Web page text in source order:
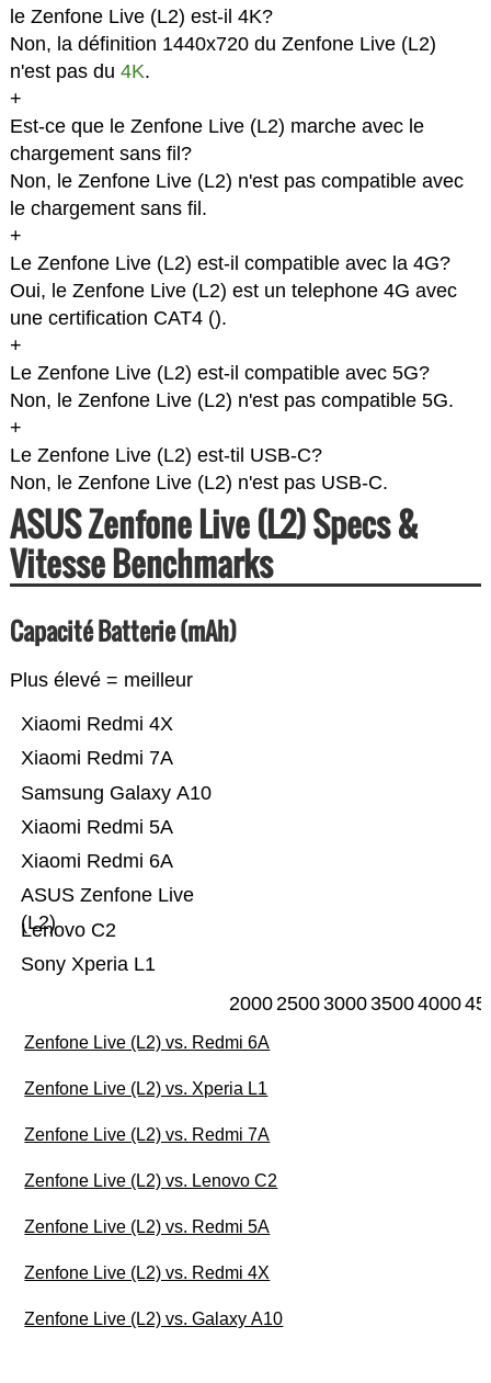
le Zenfone Live (L2) est-il 4K?
Non, la définition 1440x720 du Zenfone Live (L2)
n'est pas du 4K.
+
Est-ce que le Zenfone Live (L2) marche avec le
chargement sans fil?
Non, le Zenfone Live (L2) n'est pas compatible avec
le chargement sans fil.
+
Le Zenfone Live (L2) est-il compatible avec la 4G?
Oui, le Zenfone Live (L2) est un telephone 4G avec
une certification CAT4 ().
+
Le Zenfone Live (L2) est-il compatible avec 5G?
Non, le Zenfone Live (L2) n'est pas compatible 5G.
+
Le Zenfone Live (L2) est-til USB-C?
Non, le Zenfone Live (L2) n'est pas USB-C.
ASUS Zenfone Live (L2) Specs &
Vitesse Benchmarks
Capacité Batterie (mAh)
Plus élevé = meilleur
Sony Xperia L1
Lenovo C2
ASUS Zenfone Live
(L2)
Xiaomi Redmi 6A
Xiaomi Redmi 5A
Samsung Galaxy A10
Xiaomi Redmi 7A
Xiaomi Redmi 4X
20002500300035004000
Zenfone Live (L2) vs. Redmi 6A
Zenfone Live (L2) vs. Xperia L1
Zenfone Live (L2) vs. Redmi 7A
Zenfone Live (L2) vs. Lenovo C2
Zenfone Live (L2) vs. Redmi 5A
Zenfone Live (L2) vs. Redmi 4X
Zenfone Live (L2) vs. Galaxy A10